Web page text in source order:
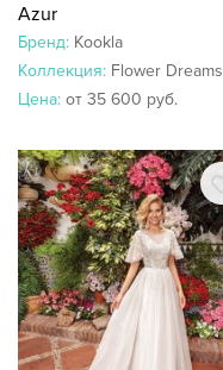
Azur
Бренд: Kookla
Коллекция: Flower Dreams
Цена: от 35 600 руб.